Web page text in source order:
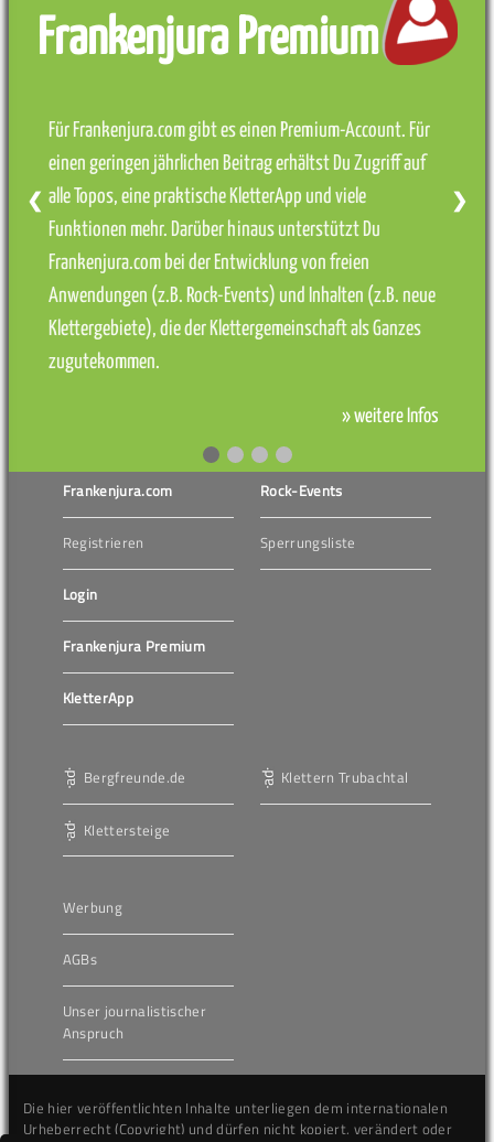
Frankenjura Premium
Für Frankenjura.com gibt es einen Premium-Account. Für
einen geringen jährlichen Beitrag erhältst Du Zugriff auf
alle Topos, eine praktische KletterApp und viele
Funktionen mehr. Darüber hinaus unterstützt Du
Frankenjura.com bei der Entwicklung von freien
Anwendungen (z.B. Rock-Events) und Inhalten (z.B. neue
Klettergebiete), die der Klettergemeinschaft als Ganzes
zugutekommen.
» weitere Infos
❮ ❯
Frankenjura.com
Registrieren
Login
Frankenjura Premium
KletterApp
Rock-Events
Sperrungsliste
Bergfreunde.de
Klettersteige
Klettern Trubachtal
Werbung
AGBs
Unser journalistischer
Anspruch
Die hier veröffentlichten Inhalte unterliegen dem internationalen
Urheberrecht (Copyright) und dürfen nicht kopiert, verändert oder